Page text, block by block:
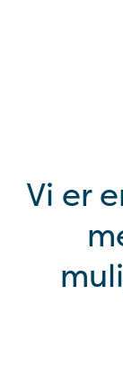
Vi er